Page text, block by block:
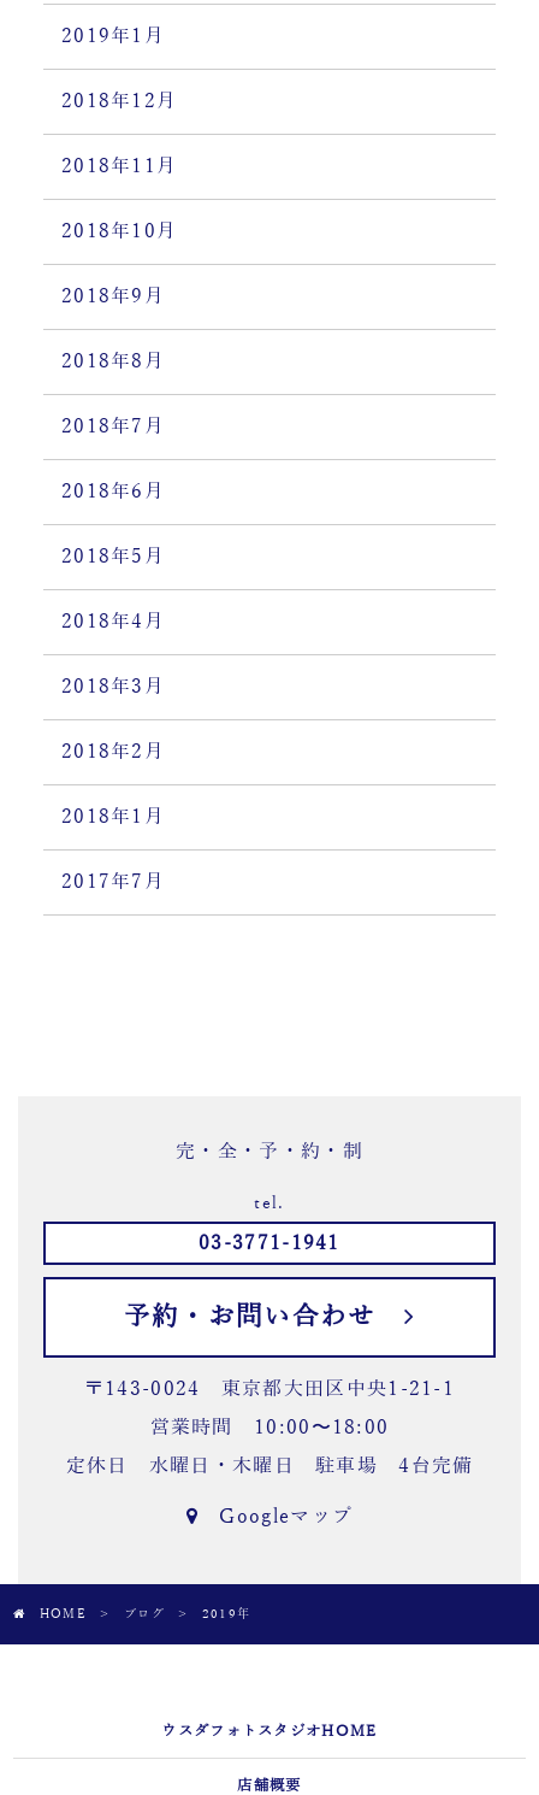
2019年1月
2018年12月
2018年11月
2018年10月
2018年9月
2018年8月
2018年7月
2018年6月
2018年5月
2018年4月
2018年3月
2018年2月
2018年1月
2017年7月
完・全・予・約・制
tel.
03-3771-1941
予約・お問い合わせ
〒143-0024 東京都大田区中央1-21-1
営業時間 10:00〜18:00
定休日 水曜日・木曜日 駐車場 4台完備
Googleマップ
HOME > ブログ > 2019年
ウスダフォトスタジオHOME
店舗概要